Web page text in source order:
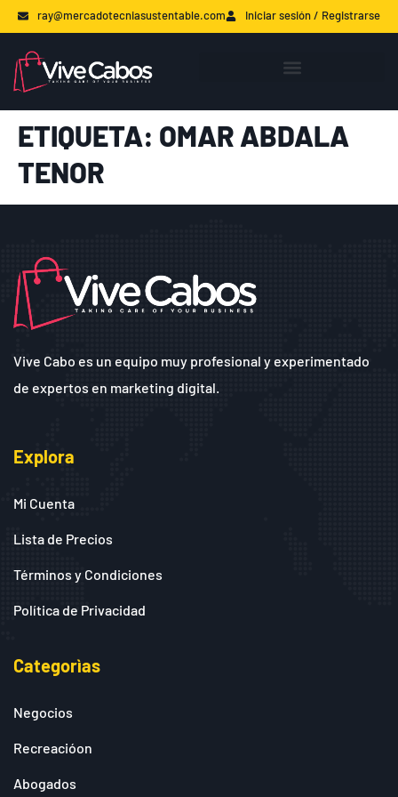
ray@mercadotecniasustentable.com Iniciar sesión / Registrarse
ETIQUETA: OMAR ABDALA
TENOR
Vive Cabo es un equipo muy profesional y experimentado
de expertos en marketing digital.
Explora
Mi Cuenta
Lista de Precios
Términos y Condiciones
Política de Privacidad
Categorìas
Negocios
Recreacióon
Abogados